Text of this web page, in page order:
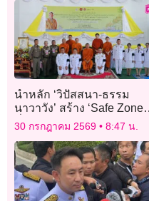
นำหลัก ‘วิปัสสนา-ธรรม
นาวาวัง’ สร้าง ‘Safe Zone’
ที่ใจ ‘ผู้ต้องขัง’ เรือนจำ
จังหวัดเชียงใหม่
30 กรกฎาคม 2569 8:47 น.